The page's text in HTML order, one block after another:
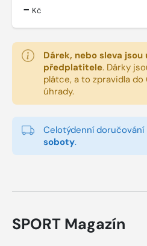
- Kč
Dárek, nebo sleva
předplatitele. Dárky
plátce, a to zpravidla
úhrady.
Celotýdenní doručování
soboty.
SPORT Magazín